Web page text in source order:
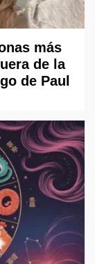
más
de la
de Paul